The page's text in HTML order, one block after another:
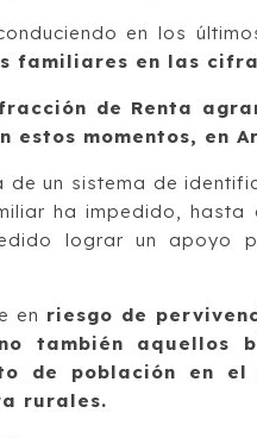
en los
familiares en las
de Renta
estos momentos, en
de un sistema de
ha impedido,
lograr un apoyo
en riesgo de
también aquellos
de población en
rurales.